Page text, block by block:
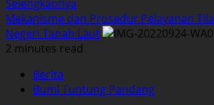
Selengkapnya
more
about
JPN
Dampingi
Mekanisme dan Prosedur Pelayanan
Negeri Tanah Laut
2 minutes read
Berita
Bumi Tuntung Pandang